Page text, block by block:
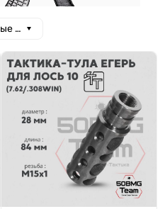
сначала